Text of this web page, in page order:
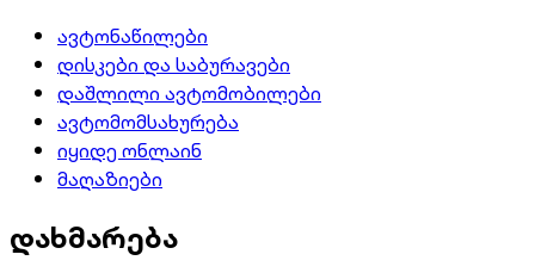
ავტონაწილები
დისკები და საბურავები
დაშლილი ავტომობილები
ავტომომსახურება
იყიდე ონლაინ
მაღაზიები
დახმარება